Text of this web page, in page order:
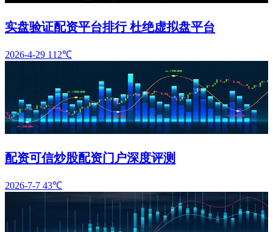
实盘验证配资平台排行 杜绝虚拟盘平台
2026-4-29 112℃
配资可信炒股配资门户深度评测
2026-7-7 43℃